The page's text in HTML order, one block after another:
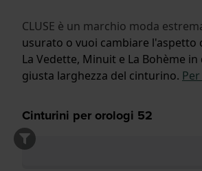
CLUSE è un marchio moda
usurato o vuoi cambiare
La Vedette, Minuit e La Bohème
giusta larghezza del cinturino.
Cinturini per orologi 52